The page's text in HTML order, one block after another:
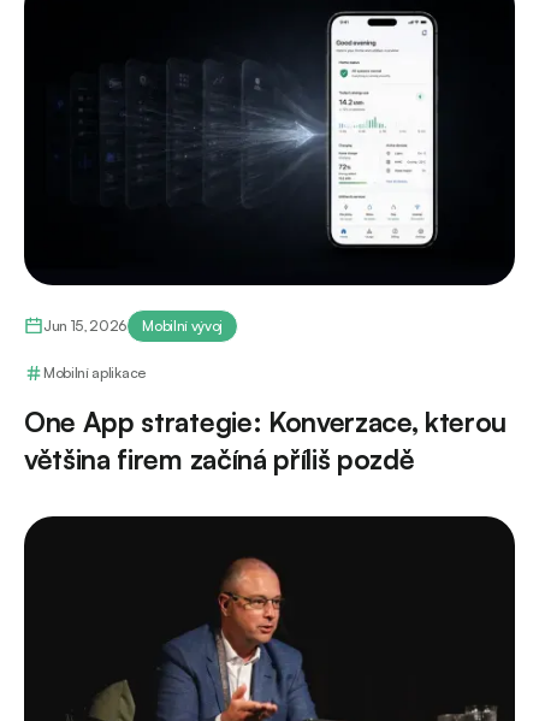
Jun 15, 2026 Mobilní vývoj
Mobilní aplikace
One App strategie: Konverzace, kterou
většina firem začíná příliš pozdě